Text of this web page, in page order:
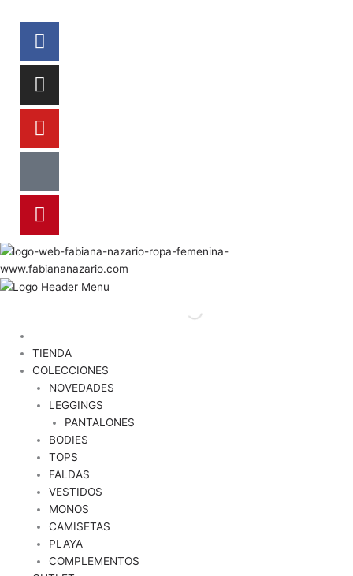
Facebook
Instagram
Youtube
Tiktok
Pinterest
TIENDA
COLECCIONES
NOVEDADES
LEGGINGS
PANTALONES
BODIES
TOPS
FALDAS
VESTIDOS
MONOS
CAMISETAS
PLAYA
COMPLEMENTOS